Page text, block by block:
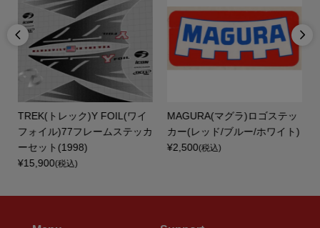

TREK(トレック)Y FOIL(ワイ
フォイル)77フレームステッカ
ーセット(1998)
¥15,900(税込)
MAGURA(マグラ)ロゴステッ
カー(レッド/ブルー/ホワイト)
¥2,500(税込)
